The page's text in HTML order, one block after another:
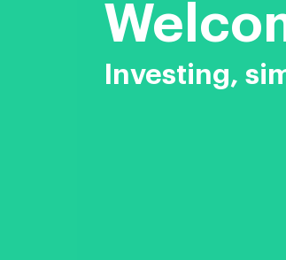
Investing,